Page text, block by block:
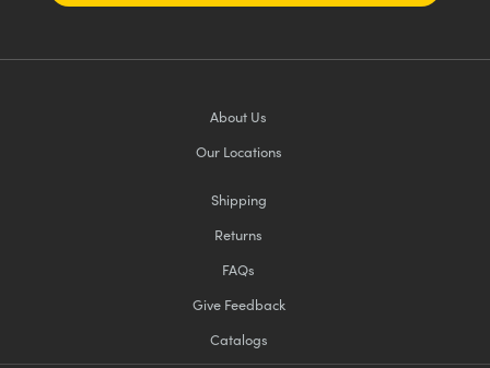
About Us
Our Locations
Shipping
Returns
FAQs
Give Feedback
Catalogs